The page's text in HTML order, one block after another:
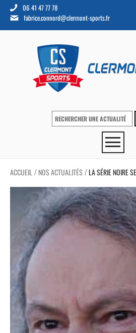
06 41 47 77 78
fabrice.connord@clermont-sports.fr
ACCUEIL / NOS ACTUALITÉS /LA SÉRIE NOIRE